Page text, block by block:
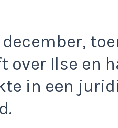
over Ilse en
in een